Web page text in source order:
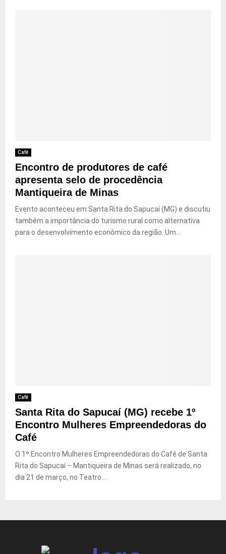
Café
Encontro de produtores de café
apresenta selo de procedência
Mantiqueira de Minas
Evento aconteceu em Santa Rita do Sapucaí (MG) e discutiu
também a importância do turismo rural como alternativa
para o desenvolvimento econômico da região. Um...
Café
Santa Rita do Sapucaí (MG) recebe 1º
Encontro Mulheres Empreendedoras do
Café
O 1º Encontro Mulheres Empreendedoras do Café de Santa
Rita do Sapucaí – Mantiqueira de Minas será realizado, no
dia 21 de março, no Teatro...